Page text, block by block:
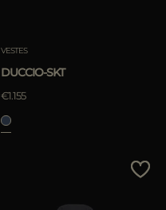
VESTES
DUCCIO-SKT
€1.155